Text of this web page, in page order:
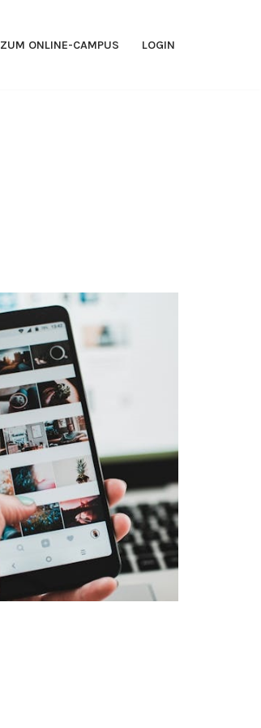
ZUM ONLINE-CAMPUS LOGIN